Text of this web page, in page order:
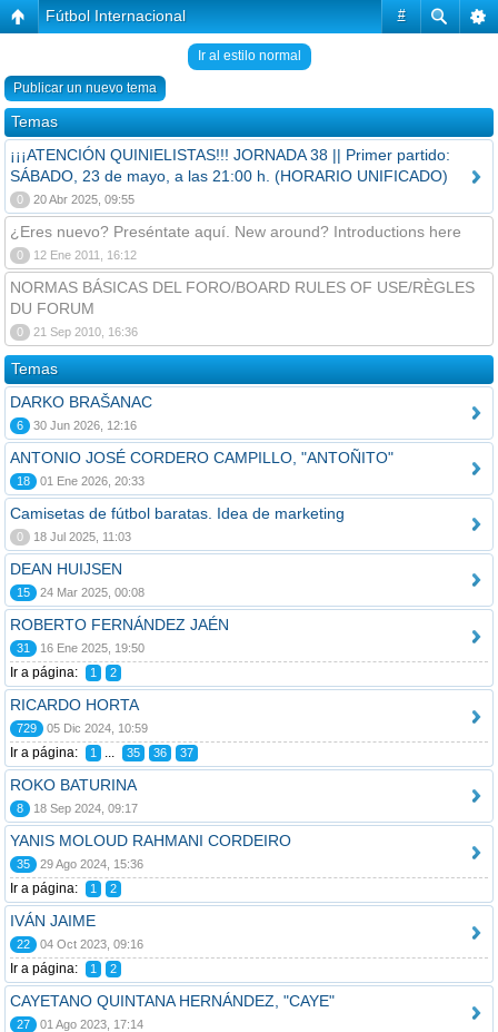
#
Fútbol Internacional
Ir al estilo normal
Publicar un nuevo tema
Temas
¡¡¡ATENCIÓN QUINIELISTAS!!! JORNADA 38 || Primer partido:
SÁBADO, 23 de mayo, a las 21:00 h. (HORARIO UNIFICADO)
0 20 Abr 2025, 09:55
¿Eres nuevo? Preséntate aquí. New around? Introductions here
0 12 Ene 2011, 16:12
NORMAS BÁSICAS DEL FORO/BOARD RULES OF USE/RÈGLES
DU FORUM
0 21 Sep 2010, 16:36
Temas
DARKO BRAŠANAC
6 30 Jun 2026, 12:16
ANTONIO JOSÉ CORDERO CAMPILLO, "ANTOÑITO"
18 01 Ene 2026, 20:33
Camisetas de fútbol baratas. Idea de marketing
0 18 Jul 2025, 11:03
DEAN HUIJSEN
15 24 Mar 2025, 00:08
ROBERTO FERNÁNDEZ JAÉN
31 16 Ene 2025, 19:50
Ir a página: 1 2
RICARDO HORTA
729 05 Dic 2024, 10:59
Ir a página: 1 ... 35 36 37
ROKO BATURINA
8 18 Sep 2024, 09:17
YANIS MOLOUD RAHMANI CORDEIRO
35 29 Ago 2024, 15:36
Ir a página: 1 2
IVÁN JAIME
22 04 Oct 2023, 09:16
Ir a página: 1 2
CAYETANO QUINTANA HERNÁNDEZ, "CAYE"
27 01 Ago 2023, 17:14